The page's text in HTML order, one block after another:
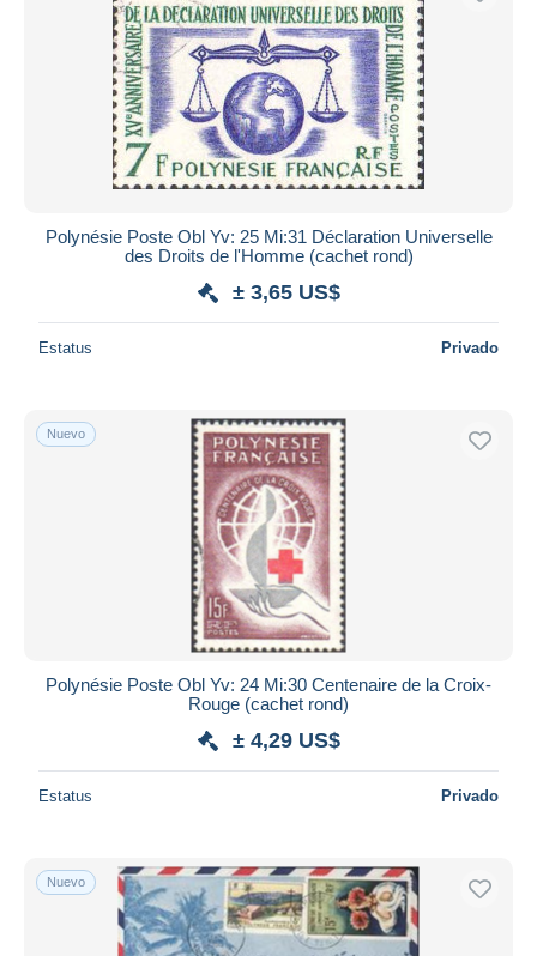
Polynésie Poste Obl Yv: 25 Mi:31 Déclaration Universelle
des Droits de l'Homme (cachet rond)
± 3,65 US$
Estatus Privado
Nuevo
Polynésie Poste Obl Yv: 24 Mi:30 Centenaire de la Croix-
Rouge (cachet rond)
± 4,29 US$
Estatus Privado
Nuevo